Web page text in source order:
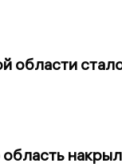
области